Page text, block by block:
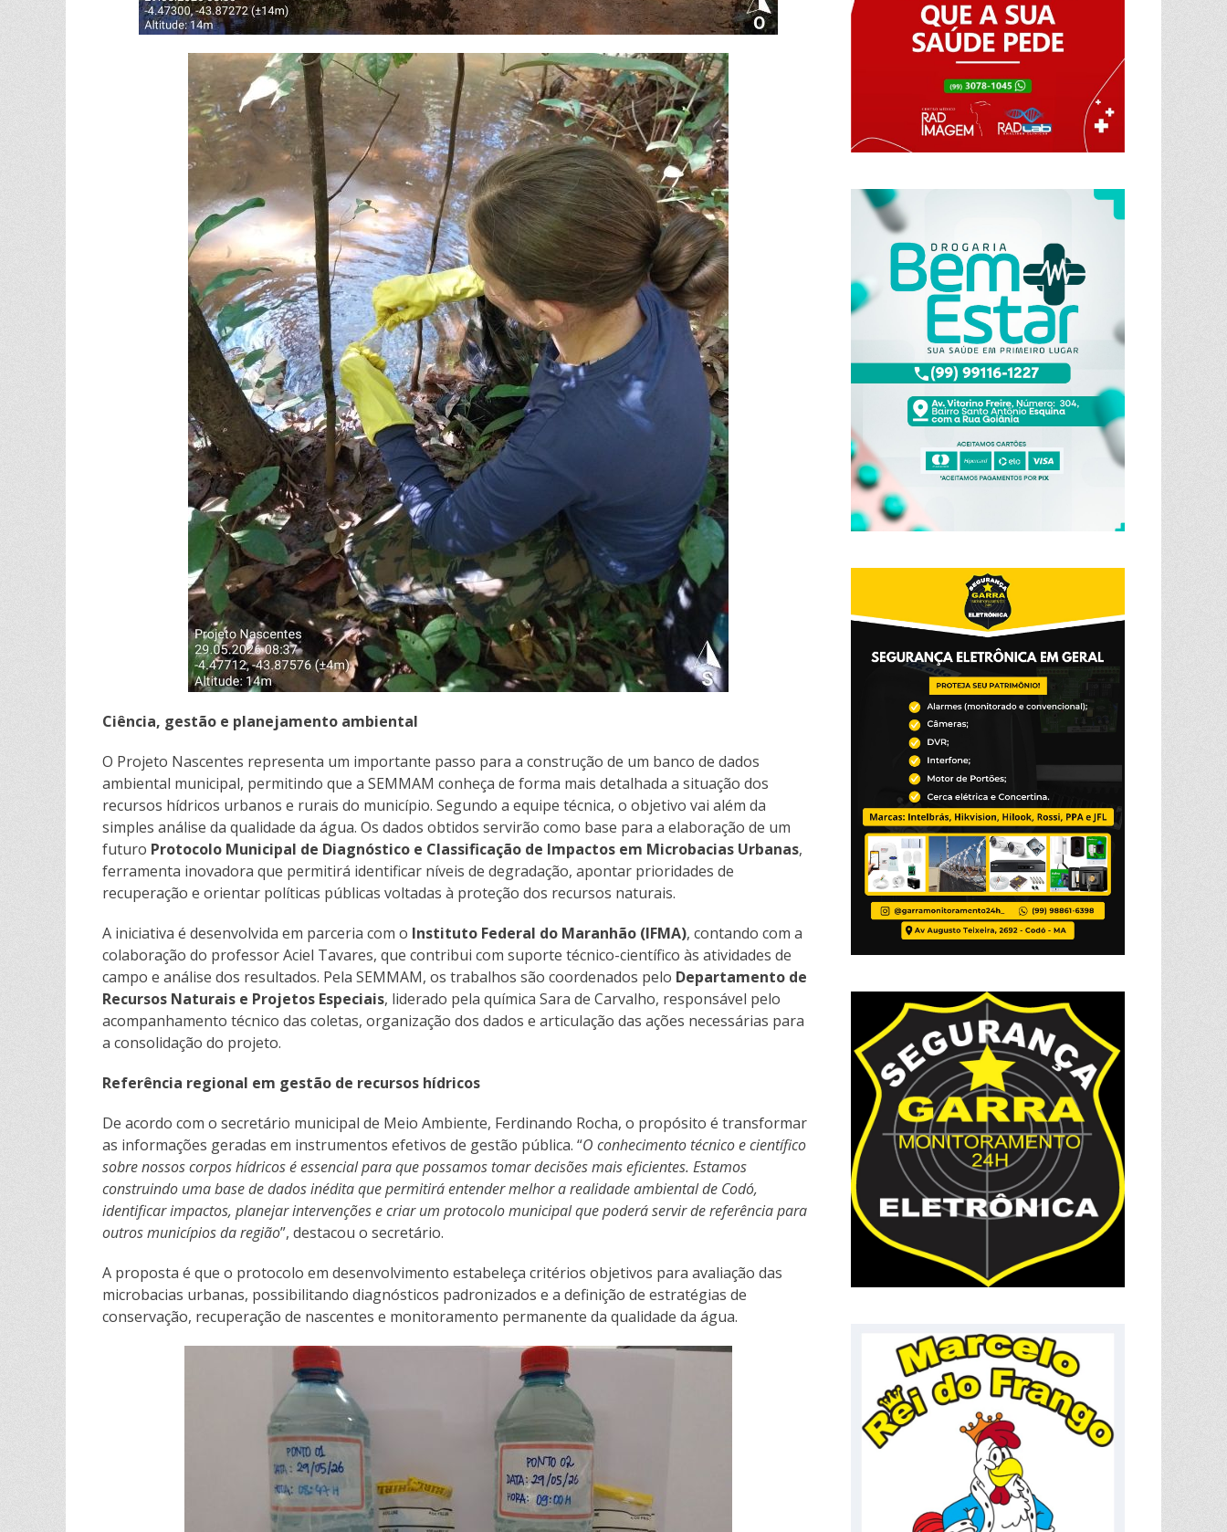
Ciência, gestão e planejamento ambiental
O Projeto Nascentes representa um importante passo para a construção de um banco de dados
ambiental municipal, permitindo que a SEMMAM conheça de forma mais detalhada a situação dos
recursos hídricos urbanos e rurais do município. Segundo a equipe técnica, o objetivo vai além da
simples análise da qualidade da água. Os dados obtidos servirão como base para a elaboração de um
futuro Protocolo Municipal de Diagnóstico e Classificação de Impactos em Microbacias Urbanas,
ferramenta inovadora que permitirá identificar níveis de degradação, apontar prioridades de
recuperação e orientar políticas públicas voltadas à proteção dos recursos naturais.
A iniciativa é desenvolvida em parceria com o Instituto Federal do Maranhão (IFMA), contando com a
colaboração do professor Aciel Tavares, que contribui com suporte técnico-científico às atividades de
campo e análise dos resultados. Pela SEMMAM, os trabalhos são coordenados pelo Departamento de
Recursos Naturais e Projetos Especiais, liderado pela química Sara de Carvalho, responsável pelo
acompanhamento técnico das coletas, organização dos dados e articulação das ações necessárias para
a consolidação do projeto.
Referência regional em gestão de recursos hídricos
De acordo com o secretário municipal de Meio Ambiente, Ferdinando Rocha, o propósito é transformar
as informações geradas em instrumentos efetivos de gestão pública. “O conhecimento técnico e científico
sobre nossos corpos hídricos é essencial para que possamos tomar decisões mais eficientes. Estamos
construindo uma base de dados inédita que permitirá entender melhor a realidade ambiental de Codó,
identificar impactos, planejar intervenções e criar um protocolo municipal que poderá servir de referência para
outros municípios da região”, destacou o secretário.
A proposta é que o protocolo em desenvolvimento estabeleça critérios objetivos para avaliação das
microbacias urbanas, possibilitando diagnósticos padronizados e a definição de estratégias de
conservação, recuperação de nascentes e monitoramento permanente da qualidade da água.